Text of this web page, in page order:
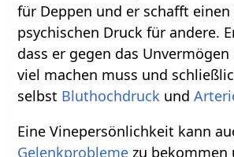
für Deppen und er schafft einen
psychischen Druck für andere.
dass er gegen das
viel machen muss und
selbst Bluthochdruck und
Eine Vinepersönlichkeit kann
Gelenkprobleme zu bekommen